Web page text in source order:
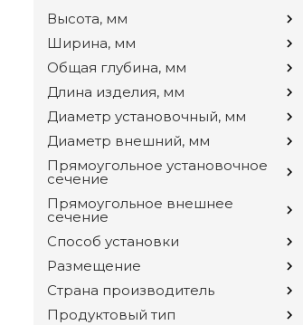
Высота, мм
Ширина, мм
Общая глубина, мм
Длина изделия, мм
Диаметр установочный, мм
Диаметр внешний, мм
Прямоугольное установочное
сечение
Прямоугольное внешнее
сечение
Способ установки
Размещение
Страна производитель
Продуктовый тип